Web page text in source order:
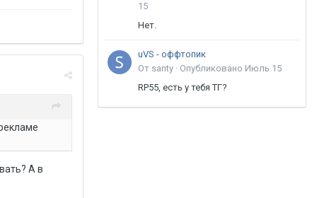
А в
15
Нет.
uVS - оффтопик
От santy · Опубликовано Июль 15
RP55, есть у тебя ТГ?